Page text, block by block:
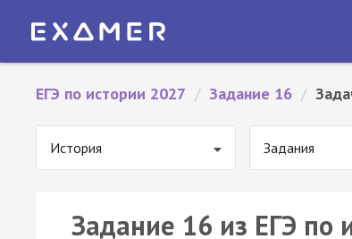
ЕГЭ по истории 2027 / Задание 16 /
История Задания
Задание 16 из ЕГЭ по